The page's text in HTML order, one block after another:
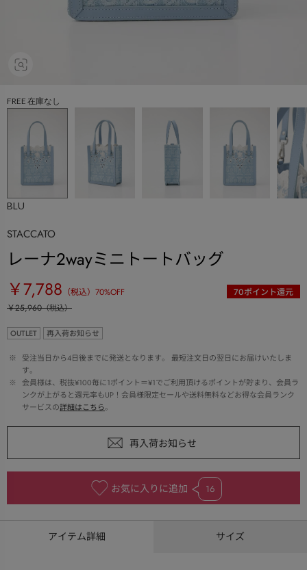
FREE 在庫なし
BLU
STACCATO
レーナ2wayミニトートバッグ
￥7,788 （税込） 70%OFF 70ポイント還元
￥25,960（税込）
OUTLET 再入荷お知らせ
※
受注当日から4日後までに発送となります。 最短注文日の翌日にお届けいたしま
す。
※
会員様は、税抜¥100毎に1ポイント＝¥1でご利用頂けるポイントが貯まり、会員ラ
ンクが上がると還元率もUP！会員様限定セールや送料無料などお得な会員ランク
サービスの詳細はこちら。
お気に入りに追加 16
アイテム詳細 サイズ